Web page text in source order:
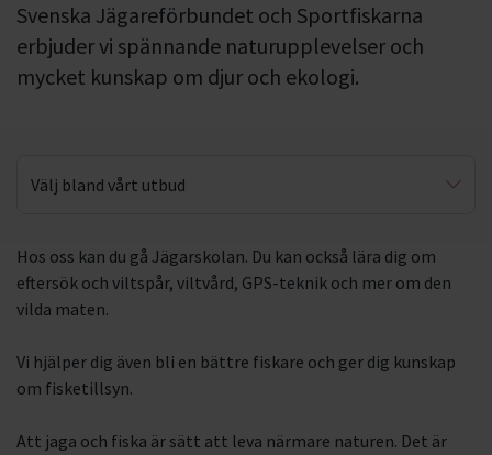
Svenska Jägareförbundet och Sportfiskarna
erbjuder vi spännande naturupplevelser och
mycket kunskap om djur och ekologi.
Välj bland vårt utbud
Fiske
Hos oss kan du gå Jägarskolan. Du kan också lära dig om
eftersök och viltspår, viltvård, GPS-teknik och mer om den
vilda maten.
Vi hjälper dig även bli en bättre fiskare och ger dig kunskap
om fisketillsyn.
Att jaga och fiska är sätt att leva närmare naturen. Det är